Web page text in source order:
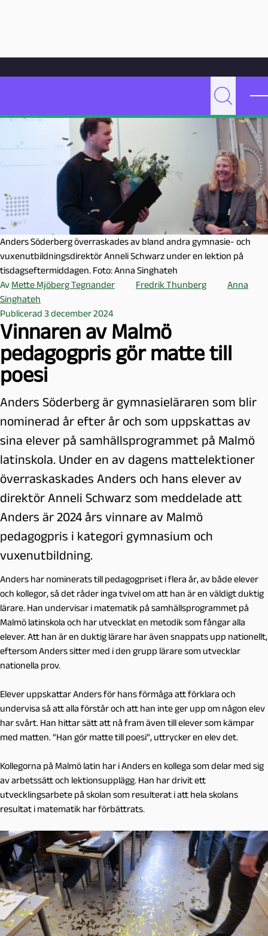
Hoppa till innehåll
e
M
l
m
ö
Sök
Vinnaren av Malmö pedagogpris gör matte till poesi
Anders Söderberg överraskades av bland andra gymnasie- och
vuxenutbildningsdirektör Anneli Schwarz under en lektion på
tisdagseftermiddagen. Foto: Anna Singhateh
Av Mette Mjöberg Tegnander Fredrik Thunberg
Anna
Singhateh
Publicerad 3 december 2024
Vinnaren av Malmö
pedagogpris gör matte till
poesi
Anders Söderberg är gymnasieläraren som blir
nominerad år efter år och som uppskattas av
sina elever på samhällsprogrammet på Malmö
latinskola. Under en av dagens mattelektioner
överraskaskades Anders och hans elever av
direktör Anneli Schwarz som meddelade att
Anders är 2024 års vinnare av Malmö
pedagogpris i kategori gymnasium och
vuxenutbildning.
Anders har nominerats till pedagogpriset i flera år, av både elever
och kollegor, så det råder inga tvivel om att han är en väldigt duktig
lärare. Han undervisar i matematik på samhällsprogrammet på
Malmö latinskola och har utvecklat en metodik som fångar alla
elever. Att han är en duktig lärare har även snappats upp nationellt,
eftersom Anders sitter med i den grupp lärare som utvecklar
nationella prov.
Elever uppskattar Anders för hans förmåga att förklara och
undervisa så att alla förstår och att han inte ger upp om någon elev
har svårt. Han hittar sätt att nå fram även till elever som kämpar
med matten. “Han gör matte till poesi”, uttrycker en elev det.
Kollegorna på Malmö latin har i Anders en kollega som delar med sig
av arbetssätt och lektionsupplägg. Han har drivit ett
utvecklingsarbete på skolan som resulterat i att hela skolans
resultat i matematik har förbättrats.